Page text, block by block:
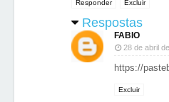
Responder Excluir
Respostas
FABIO
28 de abril
https://
Excluir